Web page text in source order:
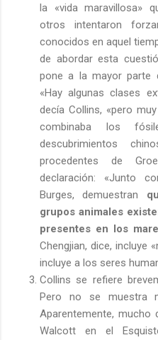
la «vida maravillosa»
otros intentaron
conocidos en aquel
de abordar esta
pone a la mayor parte
«Hay algunas clases
decía Collins, «pero
combinaba los
descubrimientos
procedentes de
declaración: «Junto
Burges, demuestran
grupos animales
presentes en los
Chengjian, dice, incluye
incluye a los seres
Collins se refiere
Pero no se muestra
Aparentemente, mucho
Walcott en el